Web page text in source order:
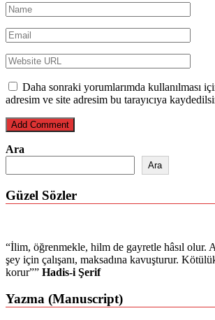
Daha sonraki yorumlarımda kullanılması
adresim ve site adresim bu tarayıcıya
Ara
Ara
Güzel Sözler
“İlim, öğrenmekle, hilm de gayretle hâsıl olur.
şey için çalışanı, maksadına kavuşturur.
korur”” Hadis-i Şerif
Yazma (Manuscript)